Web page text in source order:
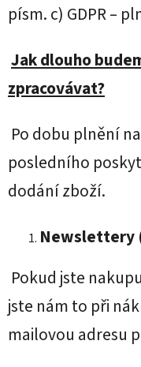
písm. c) GDPR –
Jak dlouho
zpracovávat?
Po dobu plnění
posledního
dodání zboží.
Newslettery
Pokud jste
jste nám to při
mailovou adresu